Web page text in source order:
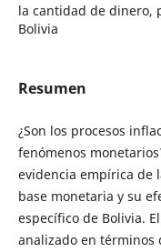
la cantidad de dinero,
Bolivia
Resumen
¿Son los procesos
fenómenos
evidencia empírica de
base monetaria y su
específico de Bolivia.
analizado en